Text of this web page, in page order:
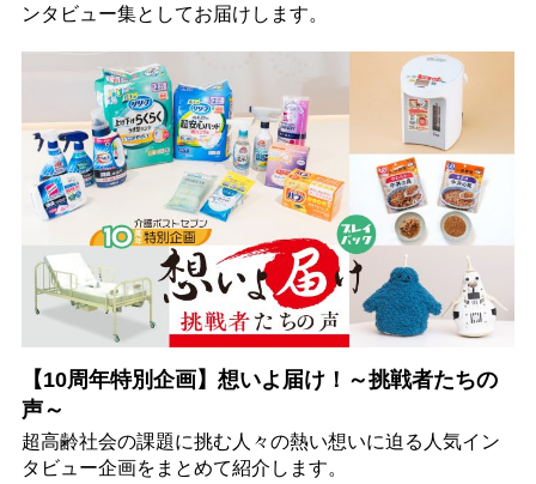
ンタビュー集としてお届けします。
【10周年特別企画】想いよ届け！～挑戦者たちの
声～
超高齢社会の課題に挑む人々の熱い想いに迫る人気イン
タビュー企画をまとめて紹介します。